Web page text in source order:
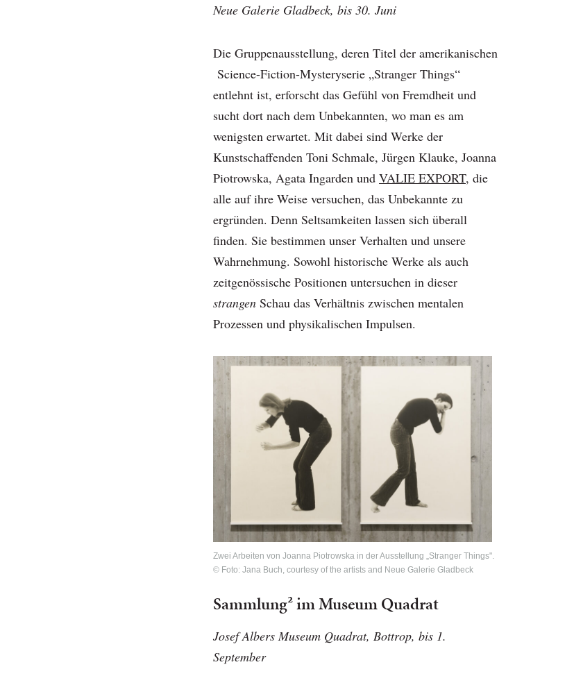
Neue Galerie Gladbeck, bis 30. Juni
Die Gruppenausstellung, deren Titel der amerikanischen
Science-Fiction-Mysteryserie „Stranger Things“
entlehnt ist, erforscht das Gefühl von Fremdheit und
sucht dort nach dem Unbekannten, wo man es am
wenigsten erwartet. Mit dabei sind Werke der
Kunstschaffenden Toni Schmale, Jürgen Klauke, Joanna
Piotrowska, Agata Ingarden und VALIE EXPORT, die
alle auf ihre Weise versuchen, das Unbekannte zu
ergründen. Denn Seltsamkeiten lassen sich überall
finden. Sie bestimmen unser Verhalten und unsere
Wahrnehmung. Sowohl historische Werke als auch
zeitgenössische Positionen untersuchen in dieser
strangen Schau das Verhältnis zwischen mentalen
Prozessen und physikalischen Impulsen.
Zwei Arbeiten von Joanna Piotrowska in der Ausstellung „Stranger Things".
© Foto: Jana Buch, courtesy of the artists and Neue Galerie Gladbeck
Sammlung² im Museum Quadrat
Josef Albers Museum Quadrat, Bottrop, bis 1.
September